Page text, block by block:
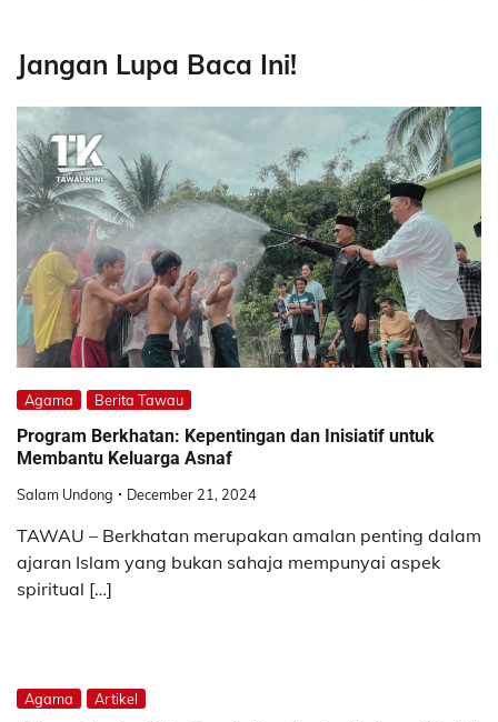
Jangan Lupa Baca Ini!
Agama Berita Tawau
Program Berkhatan: Kepentingan dan Inisiatif untuk
Membantu Keluarga Asnaf
Salam Undong December 21, 2024
TAWAU – Berkhatan merupakan amalan penting dalam
ajaran Islam yang bukan sahaja mempunyai aspek
spiritual […]
Agama Artikel